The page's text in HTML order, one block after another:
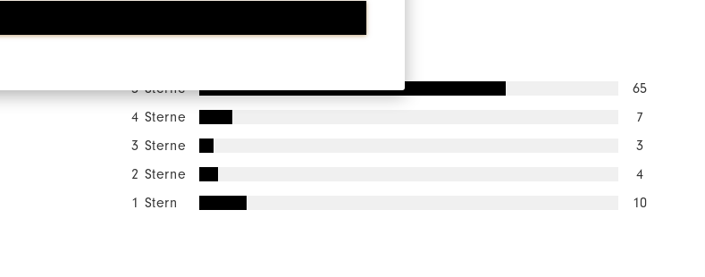
Bewertungsverteilung
5 Sterne
65
4 Sterne
7
3 Sterne
3
2 Sterne
4
1 Stern
10